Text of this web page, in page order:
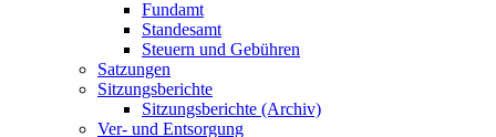
Fundamt
Standesamt
Steuern und Gebühren
Satzungen
Sitzungsberichte
Sitzungsberichte (Archiv)
Ver- und Entsorgung